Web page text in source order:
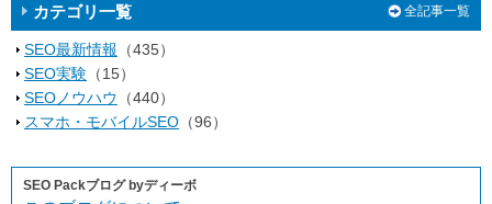
カテゴリ一覧 全記事一覧
SEO最新情報 （435）
SEO実験 （15）
SEOノウハウ
（440）
スマホ・モバイルSEO （96）
SEO Packブログ byディーボ